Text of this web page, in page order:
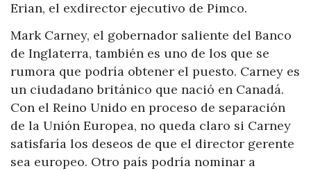
Erian, el exdirector ejecutivo de Pimco.
Mark Carney, el gobernador saliente del Banco
de Inglaterra, también es uno de los que se
rumora que podría obtener el puesto. Carney es
un ciudadano británico que nació en Canadá.
Con el Reino Unido en proceso de separación
de la Unión Europea, no queda claro si Carney
satisfaría los deseos de que el director gerente
sea europeo. Otro país podría nominar a